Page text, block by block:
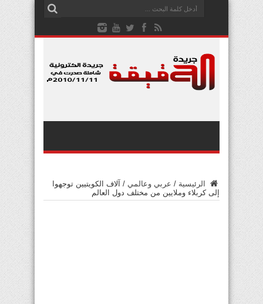
الرئيسية / عربي وعالمي / آلاف الكويتيين توجهوا
إلى كربلاء وملايين من مختلف دول العالم